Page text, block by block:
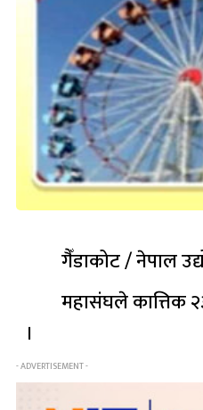
गैँडाकोट / नेपाल
महासंघले कात्तिक
।
- ADVERTISEMENT -